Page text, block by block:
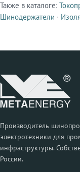
Смежные
Также в каталоге:
Шинодержатели ·
Производитель
электротехники для
инфраструктуры.
России.